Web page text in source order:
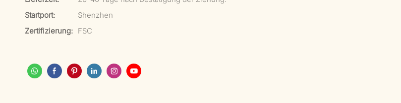
Startport:
Shenzhen
Zertifizierung: FSC